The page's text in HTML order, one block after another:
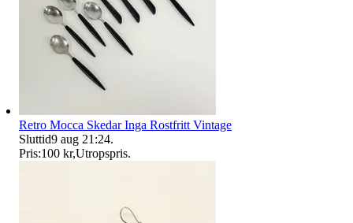
Retro Mocca Skedar Inga Rostfritt Vintage
Sluttid9 aug 21:24.
Pris:100 kr,Utropspris.